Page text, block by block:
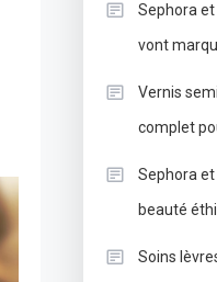
Sephora
vont
Vernis
complet
Sephora
beauté
Soins